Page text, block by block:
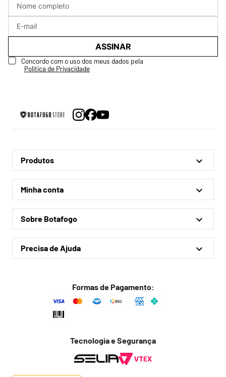
ASSINAR
Concordo com o uso dos meus dados pela
Política de Privacidade
Produtos
Linha Oficial
Treino e Viagem
Coleções
Minha conta
Minha conta
Meus pedidos
Sobre Botafogo
Quem somos
Lojas físicas
Precisa de Ajuda
Trocas e devoluções
Formas de Pagamento:
Tecnologia e Segurança